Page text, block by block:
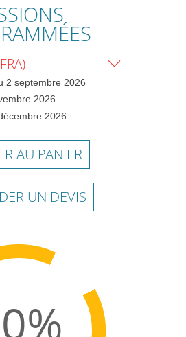
2 septembre 2026
2026
2026
AU PANIER
UN DEVIS